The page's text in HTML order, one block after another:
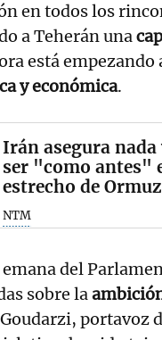
en todos los
a Teherán una
está empezando
y económica.
Irán asegura nada
ser "como antes"
estrecho de Ormuz
NTM
del
sobre la
portavoz